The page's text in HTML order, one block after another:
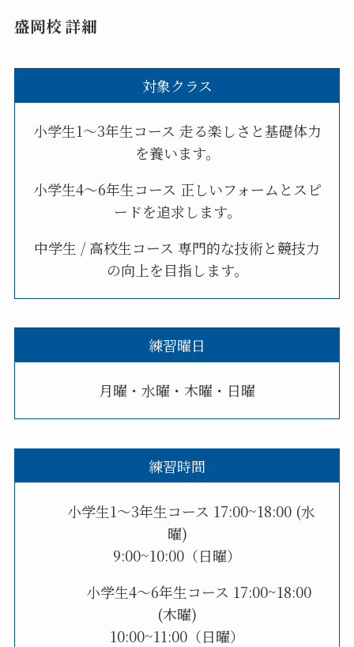
盛岡校 詳細
対象クラス
小学生1〜3年生コース 走る楽しさと基礎体力
を養います。
小学生4〜6年生コース 正しいフォームとスピ
ードを追求します。
中学生 / 高校生コース 専門的な技術と競技力
の向上を目指します。
練習曜日
月曜・水曜・木曜・日曜
練習時間
小学生1〜3年生コース 17:00~18:00 (水
曜)
9:00~10:00（日曜）
小学生4〜6年生コース 17:00~18:00
(木曜)
10:00~11:00（日曜）